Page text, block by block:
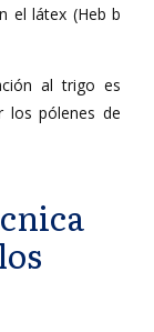
el látex (Heb b
al trigo es
los pólenes de